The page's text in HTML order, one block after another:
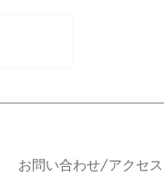
3/27～ ヴァリエ
お問い合わせ/アクセス